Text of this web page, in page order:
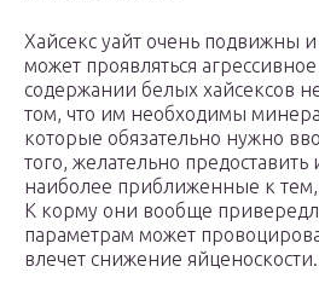
Хайсекс уайт очень подвижны
может проявляться
содержании белых хайсексов
том, что им необходимы
которые обязательно нужно
того, желательно
наиболее приближенные к
К корму они вообще
параметрам может
влечет снижение яйценоскости.